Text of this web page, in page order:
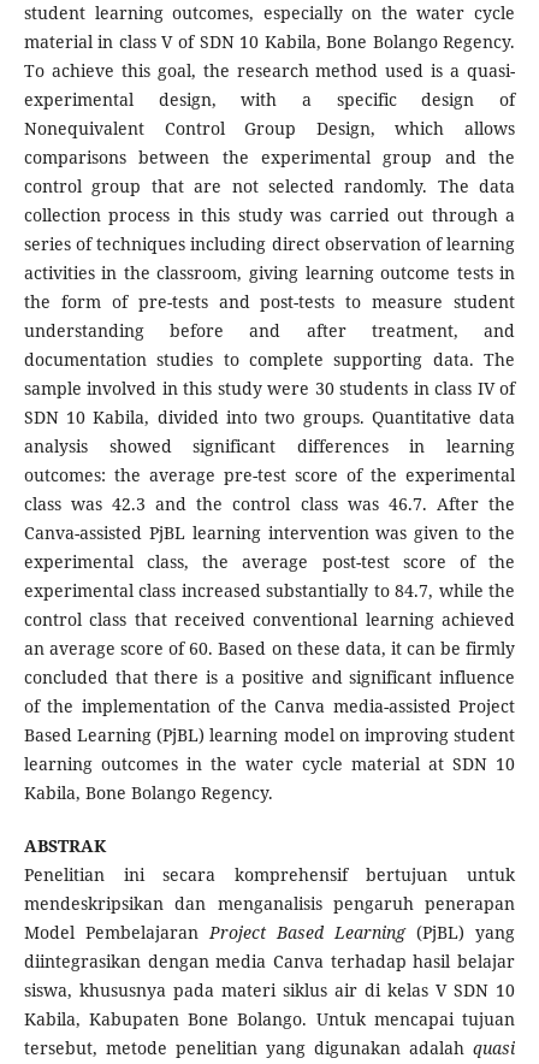
student learning outcomes, especially on the water cycle
material in class V of SDN 10 Kabila, Bone Bolango Regency.
To achieve this goal, the research method used is a quasi-
experimental design, with a specific design of
Nonequivalent Control Group Design, which allows
comparisons between the experimental group and the
control group that are not selected randomly. The data
collection process in this study was carried out through a
series of techniques including direct observation of learning
activities in the classroom, giving learning outcome tests in
the form of pre-tests and post-tests to measure student
understanding before and after treatment, and
documentation studies to complete supporting data. The
sample involved in this study were 30 students in class IV of
SDN 10 Kabila, divided into two groups. Quantitative data
analysis showed significant differences in learning
outcomes: the average pre-test score of the experimental
class was 42.3 and the control class was 46.7. After the
Canva-assisted PjBL learning intervention was given to the
experimental class, the average post-test score of the
experimental class increased substantially to 84.7, while the
control class that received conventional learning achieved
an average score of 60. Based on these data, it can be firmly
concluded that there is a positive and significant influence
of the implementation of the Canva media-assisted Project
Based Learning (PjBL) learning model on improving student
learning outcomes in the water cycle material at SDN 10
Kabila, Bone Bolango Regency.
ABSTRAK
Penelitian ini secara komprehensif bertujuan untuk
mendeskripsikan dan menganalisis pengaruh penerapan
Model PembelajaranProject Based Learning(PjBL) yang
diintegrasikan dengan media Canva terhadap hasil belajar
siswa, khususnya pada materi siklus air di kelas V SDN 10
Kabila, Kabupaten Bone Bolango. Untuk mencapai tujuan
tersebut, metode penelitian yang digunakan adalahquasi